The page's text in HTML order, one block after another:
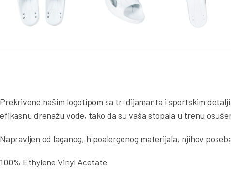
Prekrivene našim logotipom sa tri dijamanta i sportskim
efikasnu drenažu vode, tako da su vaša stopala u trenu
Napravljen od laganog, hipoalergenog materijala, njihov
100% Ethylene Vinyl Acetate